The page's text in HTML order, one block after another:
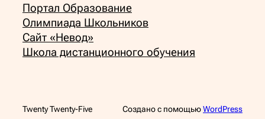
Портал Образование
Олимпиада Школьников
Сайт «Невод»
Школа дистанционного обучения
Twenty Twenty-Five Создано с помощьюWordPress